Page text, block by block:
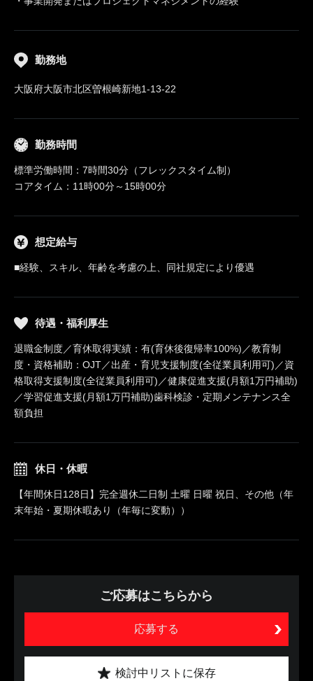
勤務地
大阪府大阪市北区曽根崎新地1-13-22
勤務時間
標準労働時間：7時間30分（フレックスタイム制）
コアタイム：11時00分～15時00分
想定給与
■経験、スキル、年齢を考慮の上、同社規定により優遇
待遇・福利厚生
退職金制度／育休取得実績：有(育休後復帰率100%)／教育制
度・資格補助：OJT／出産・育児支援制度(全従業員利用可)／資
格取得支援制度(全従業員利用可)／健康促進支援(月額1万円補助)
／学習促進支援(月額1万円補助)歯科検診・定期メンテナンス全
額負担
休日・休暇
【年間休日128日】完全週休二日制 土曜 日曜 祝日、その他（年
末年始・夏期休暇あり（年毎に変動））
ご応募はこちらから
応募する
検討中リストに保存